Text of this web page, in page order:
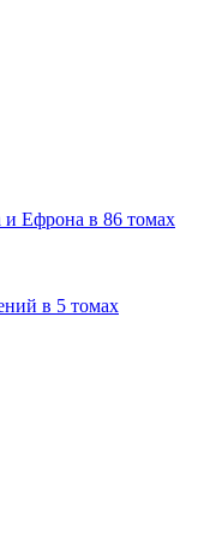
и Ефрона в 86 томах